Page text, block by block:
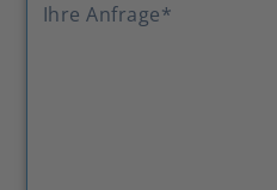
Ihre Anfrage*